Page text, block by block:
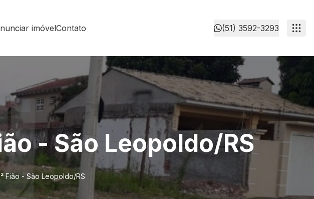
imóvelContato (51) 3592-3293
- São Leopoldo/RS
Fião - São Leopoldo/RS